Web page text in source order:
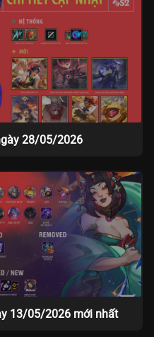
28/05/2026
13/05/2026 mới nhất